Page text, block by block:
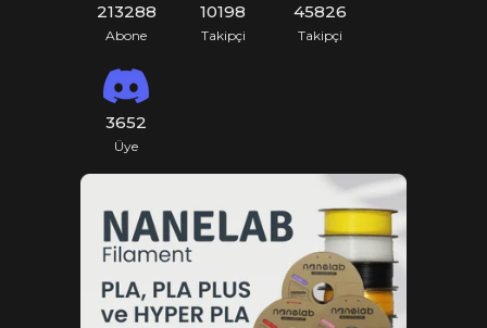
213288
Abone
10198
Takipçi
45826
Takipçi
3652
Üye